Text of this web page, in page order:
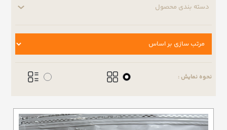
دسته بندی محصول
نحوه نمایش :